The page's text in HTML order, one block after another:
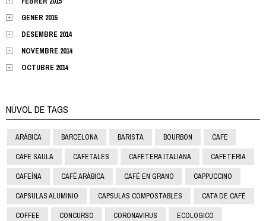
GENER 2015
DESEMBRE 2014
NOVEMBRE 2014
OCTUBRE 2014
NÚVOL DE TAGS
ARÁBICA BARCELONA BARISTA BOURBON CAFE
CAFE SAULA CAFETALES CAFETERA ITALIANA CAFETERIA
CAFEÍNA CAFÈ ARÀBICA CAFÉ EN GRANO CAPPUCCINO
CAPSULAS ALUMINIO CAPSULAS COMPOSTABLES CATA DE CAFÉ
COFFEE CONCURSO CORONAVIRUS ECOLOGICO